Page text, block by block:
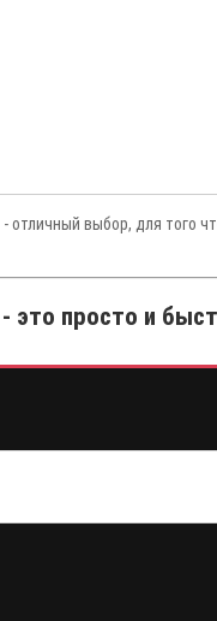
- отличный выбор, для того
это просто и